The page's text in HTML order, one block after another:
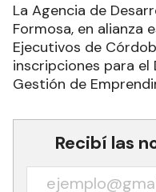
La Agencia de
Formosa, en alianza
Ejecutivos de
inscripciones para el
Gestión de
Recibí las